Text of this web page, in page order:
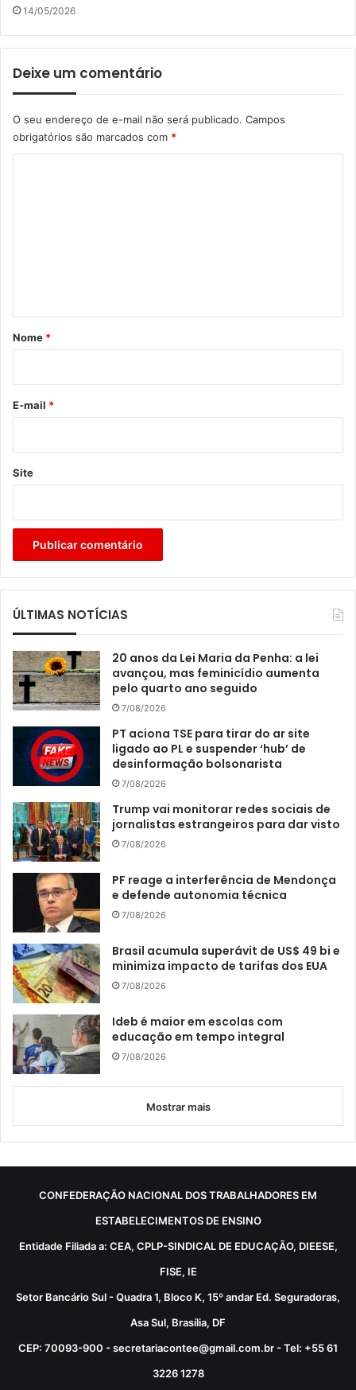
14/05/2026
Deixe um comentário
O seu endereço de e-mail não será publicado. Campos
obrigatórios são marcados com *
r
*
Nome *
E-mail *
Site
ÚLTIMAS NOTÍCIAS
20 anos da Lei Maria da Penha: a lei
avançou, mas feminicídio aumenta
pelo quarto ano seguido
7/08/2026
PT aciona TSE para tirar do ar site
ligado ao PL e suspender ‘hub’ de
desinformação bolsonarista
7/08/2026
Trump vai monitorar redes sociais de
jornalistas estrangeiros para dar visto
7/08/2026
PF reage a interferência de Mendonça
e defende autonomia técnica
7/08/2026
Brasil acumula superávit de US$ 49 bi e
minimiza impacto de tarifas dos EUA
7/08/2026
Ideb é maior em escolas com
educação em tempo integral
7/08/2026
Mostrar mais
CONFEDERAÇÃO NACIONAL DOS TRABALHADORES EM
ESTABELECIMENTOS DE ENSINO
Entidade Filiada a: CEA, CPLP-SINDICAL DE EDUCAÇÃO, DIEESE,
FISE, IE
Setor Bancário Sul - Quadra 1, Bloco K, 15º andar Ed. Seguradoras,
Asa Sul, Brasília, DF
CEP: 70093-900 - secretariacontee@gmail.com.br - Tel: +55 61
3226 1278